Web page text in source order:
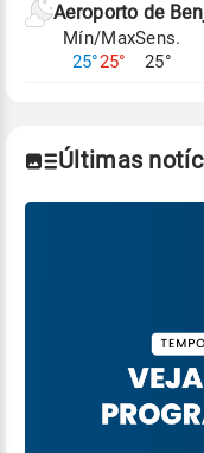
Aeroporto de
Mín/Max
25°25°
Sens.
25°
Últimas